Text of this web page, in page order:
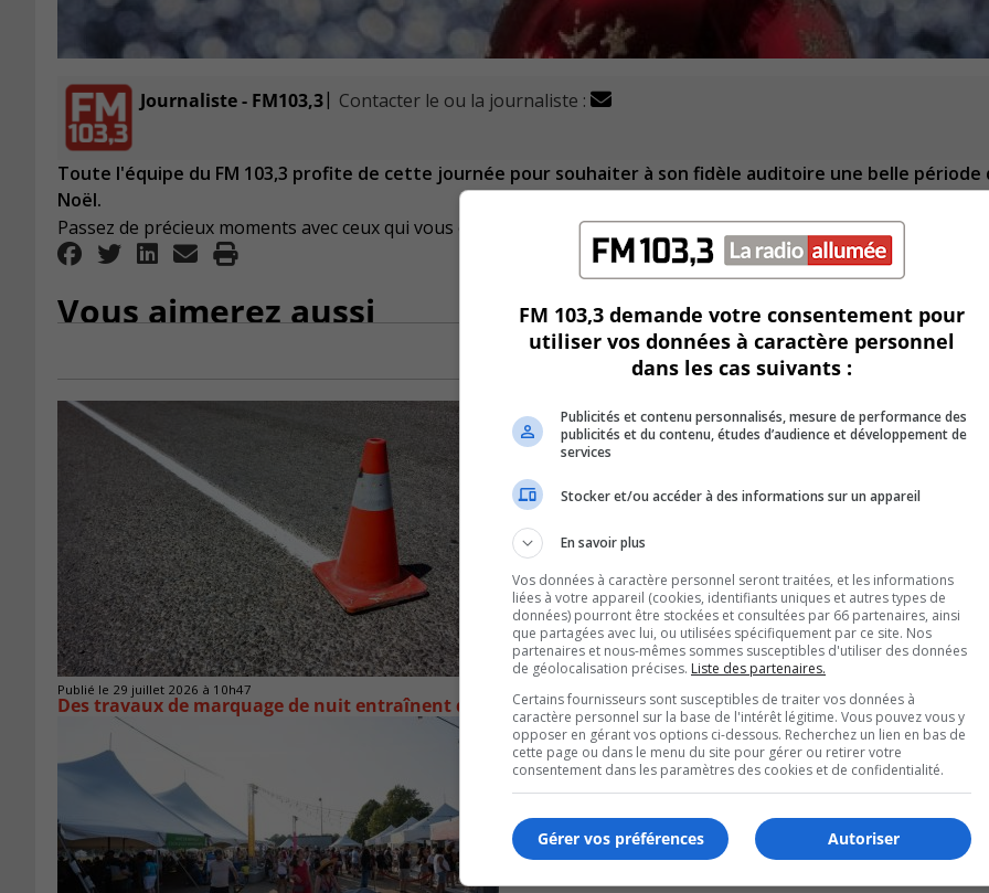
Journaliste - FM103,3| Contacter le ou la journaliste :
Toute l'équipe du FM 103,3 profite de cette journée pour souhaiter à son fidèle auditoire une belle période
Noël.
Passez de précieux moments avec ceux qui vous entourent lors de cette journée de célébration.
Vous aimerez aussi
Publié le 29 juillet 2026 à 10h47
Des travaux de marquage de nuit entraînent des entraves sur la Rive-Sud
FM 103,3 demande votre consentement pour
utiliser vos données à caractère personnel
dans les cas suivants :
Publicités et contenu personnalisés, mesure de performance des
publicités et du contenu, études d’audience et développement de
services
Stocker et/ou accéder à des informations sur un appareil
En savoir plus
Vos données à caractère personnel seront traitées, et les informations
liées à votre appareil (cookies, identifiants uniques et autres types de
données) pourront être stockées et consultées par 66 partenaires, ainsi
que partagées avec lui, ou utilisées spécifiquement par ce site. Nos
partenaires et nous-mêmes sommes susceptibles d'utiliser des données
de géolocalisation précises. Liste des partenaires.
Certains fournisseurs sont susceptibles de traiter vos données à
caractère personnel sur la base de l'intérêt légitime. Vous pouvez vous y
opposer en gérant vos options ci-dessous. Recherchez un lien en bas de
cette page ou dans le menu du site pour gérer ou retirer votre
consentement dans les paramètres des cookies et de confidentialité.
Autoriser
Gérer vos préférences